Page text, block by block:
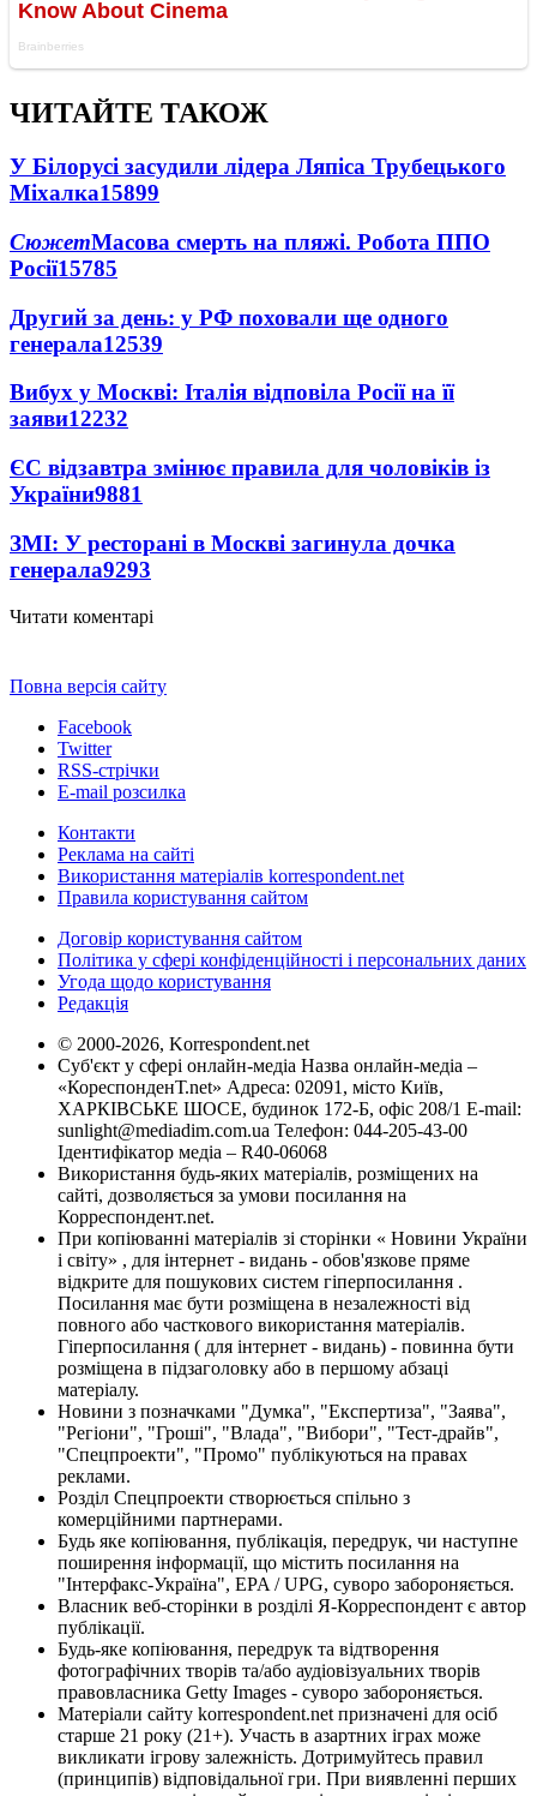
ЧИТАЙТЕ ТАКОЖ
У Білорусі засудили лідера Ляпіса Трубецького
Міхалка15899
СюжетМасова смерть на пляжі. Робота ППО
Росії15785
Другий за день: у РФ поховали ще одного
генерала12539
Вибух у Москві: Італія відповіла Росії на її
заяви12232
ЄС відзавтра змінює правила для чоловіків із
України9881
ЗМІ: У ресторані в Москві загинула дочка
генерала9293
Читати коментарі
Повна версія сайту
Facebook
Twitter
RSS-стрічки
E-mail розсилка
Контакти
Реклама на сайті
Використання матеріалів korrespondent.net
Правила користування сайтом
Договір користування сайтом
Політика у сфері конфіденційності і персональних даних
Угода щодо користування
Редакція
© 2000-2026, Korrespondent.net
Суб'єкт у сфері онлайн-медіа Назва онлайн-медіа –
«КореспонденТ.net» Адреса: 02091, місто Київ,
ХАРКІВСЬКЕ ШОСЕ, будинок 172-Б, офіс 208/1 E-mail:
sunlight@mediadim.com.ua Телефон: 044-205-43-00
Ідентифікатор медіа – R40-06068
Використання будь-яких матеріалів, розміщених на
сайті, дозволяється за умови посилання на
Корреспондент.net.
При копіюванні матеріалів зі сторінки « Новини України
і світу» , для інтернет - видань - обов'язкове пряме
відкрите для пошукових систем гіперпосилання .
Посилання має бути розміщена в незалежності від
повного або часткового використання матеріалів.
Гіперпосилання ( для інтернет - видань) - повинна бути
розміщена в підзаголовку або в першому абзаці
матеріалу.
Новини з позначками "Думка", "Експертиза", "Заява",
"Регіони", "Гроші", "Влада", "Вибори", "Тест-драйв",
"Спецпроекти", "Промо" публікуються на правах
реклами.
Розділ Спецпроекти створюється спільно з
комерційними партнерами.
Будь яке копіювання, публікація, передрук, чи наступне
поширення інформації, що містить посилання на
"Інтерфакс-Україна", EPA / UPG, суворо забороняється.
Власник веб-сторінки в розділі Я-Корреспондент є автор
публікації.
Будь-яке копіювання, передрук та відтворення
фотографічних творів та/або аудіовізуальних творів
правовласника Getty Images - суворо забороняється.
Матеріали сайту korrespondent.net призначені для осіб
старше 21 року (21+). Участь в азартних іграх може
викликати ігрову залежність. Дотримуйтесь правил
(принципів) відповідальної гри. При виявленні перших